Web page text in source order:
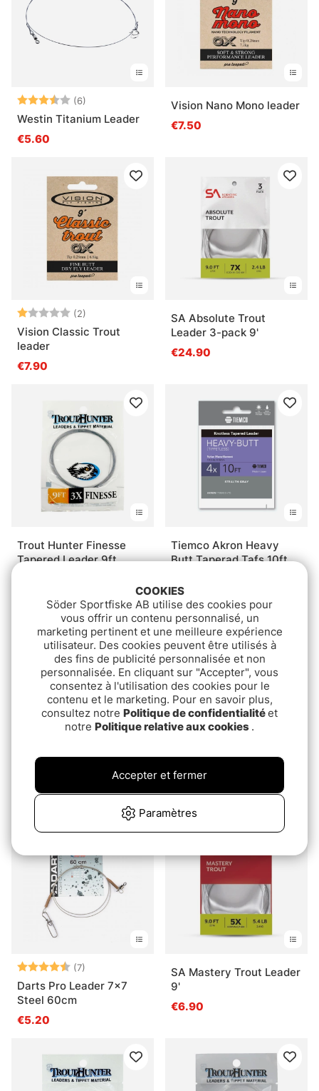
Note: (6)
Westin Titanium Leader
€5.60
Vision Nano Mono leader
€7.50
Note: (2)
Vision Classic Trout
leader
€7.90
SA Absolute Trout
Leader 3-pack 9'
€24.90
Trout Hunter Finesse
Tapered Leader 9ft
Tiemco Akron Heavy
Butt Taperad Tafs 10ft
Tiemco Fluorcarbon
Taperad Tafs Hi-energi
RIO PowerflexPlus
Leader 12ft 2-pack
pd.€11.90 pd.€12.90
Note: (7)
Darts Pro Leader 7x7
Steel 60cm
€5.20
SA Mastery Trout Leader
9'
€6.90
COOKIES
Söder Sportfiske AB utilise des cookies pour
vous offrir un contenu personnalisé, un
marketing pertinent et une meilleure expérience
utilisateur. Des cookies peuvent être utilisés à
des fins de publicité personnalisée et non
personnalisée. En cliquant sur "Accepter", vous
consentez à l'utilisation des cookies pour le
contenu et le marketing. Pour en savoir plus,
consultez notre Politique de confidentialitéet
notre Politique relative aux cookies .
Paramètres
Accepter et fermer